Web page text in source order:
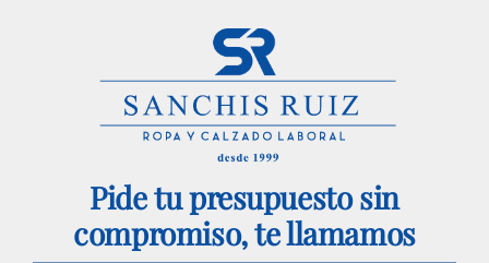
Pide tu presupuesto sin
compromiso, te llamamos